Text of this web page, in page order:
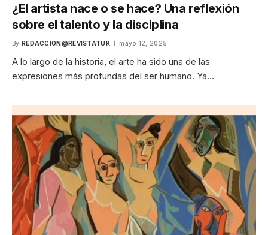
¿El artista nace o se hace? Una reflexión
sobre el talento y la disciplina
By REDACCION@REVISTATUK mayo 12, 2025
A lo largo de la historia, el arte ha sido una de las
expresiones más profundas del ser humano. Ya…